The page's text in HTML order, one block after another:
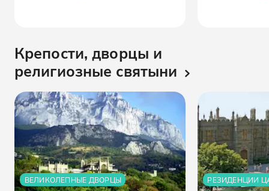
Крепости, дворцы и
религиозные святыни
ВЕЛИКОЛЕПНЫЕ ДВОРЦЫ РЕЗИДЕНЦИИ